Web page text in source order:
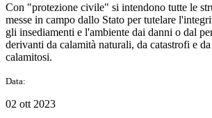
Con "protezione civile" si intendono tutte le
messe in campo dallo Stato per tutelare
gli insediamenti e l'ambiente dai danni o dal
derivanti da calamità naturali, da catastrofi e
calamitosi.
Data:
02 ott 2023